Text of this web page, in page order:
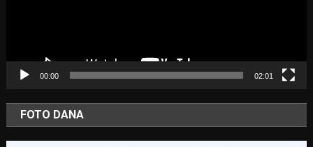
00:00 02:01
FOTO DANA